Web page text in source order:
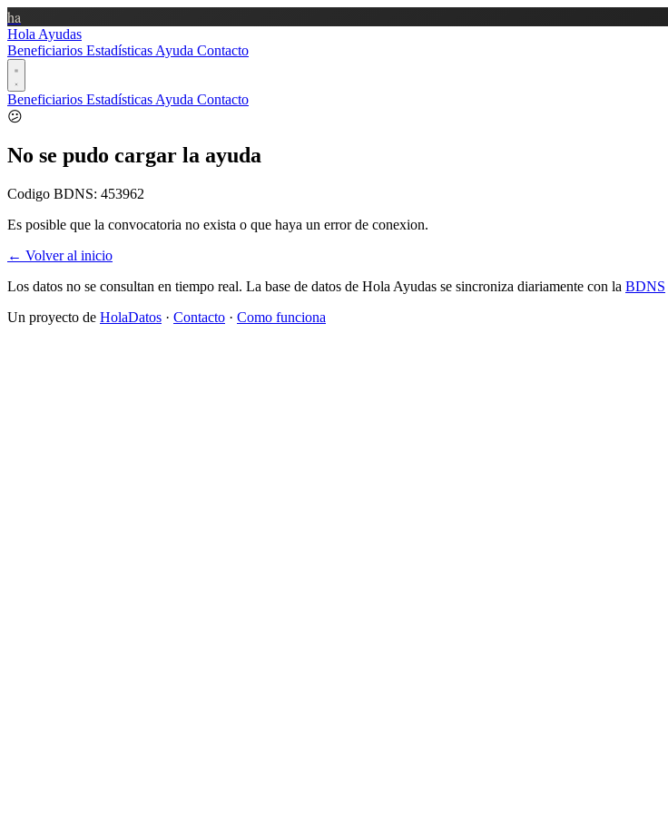
ha
Hola Ayudas
Beneficiarios Estadísticas Ayuda Contacto
Beneficiarios Estadísticas Ayuda Contacto
😕
No se pudo cargar la ayuda
Codigo BDNS: 453962
Es posible que la convocatoria no exista o que haya un error de conexion.
← Volver al inicio
Los datos no se consultan en tiempo real. La base de datos de Hola Ayudas se sincroniza diariamente con la BDNS
Un proyecto de HolaDatos · Contacto · Como funciona